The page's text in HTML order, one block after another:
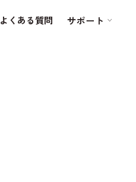
よくある質問 サポート